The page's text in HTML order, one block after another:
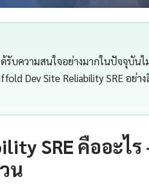
รับความสนใจอย่างมากในปัจจุบัน
Dev Site Reliability SRE อย่า
SRE คืออะไ
น